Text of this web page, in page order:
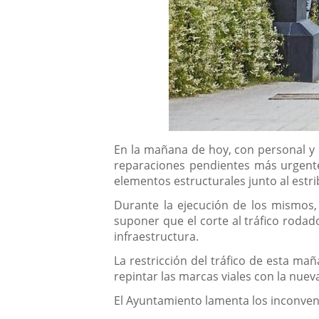
Descripción
En la mañana de hoy, con personal
reparaciones pendientes más
elementos estructurales junto al
Durante la ejecución de los
suponer que el corte al tráfico
infraestructura.
La restricción del tráfico de esta
repintar las marcas viales con la
El Ayuntamiento lamenta los